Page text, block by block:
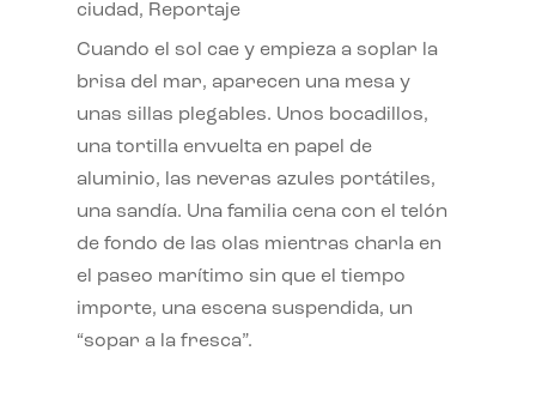
ciudad, Reportaje
Cuando el sol cae y empieza a soplar la
brisa del mar, aparecen una mesa y
unas sillas plegables. Unos bocadillos,
una tortilla envuelta en papel de
aluminio, las neveras azules portátiles,
una sandía. Una familia cena con el telón
de fondo de las olas mientras charla en
el paseo marítimo sin que el tiempo
importe, una escena suspendida, un
“sopar a la fresca”.